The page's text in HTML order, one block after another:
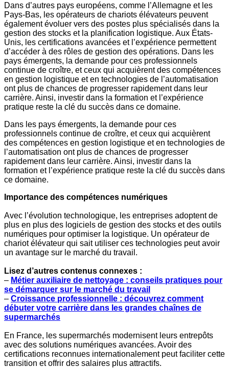
Dans d’autres pays européens, comme l’Allemagne et les
Pays-Bas, les opérateurs de chariots élévateurs peuvent
également évoluer vers des postes plus spécialisés dans la
gestion des stocks et la planification logistique. Aux États-
Unis, les certifications avancées et l’expérience permettent
d’accéder à des rôles de gestion des opérations. Dans les
pays émergents, la demande pour ces professionnels
continue de croître, et ceux qui acquièrent des compétences
en gestion logistique et en technologies de l’automatisation
ont plus de chances de progresser rapidement dans leur
carrière. Ainsi, investir dans la formation et l’expérience
pratique reste la clé du succès dans ce domaine.
Dans les pays émergents, la demande pour ces
professionnels continue de croître, et ceux qui acquièrent
des compétences en gestion logistique et en technologies de
l’automatisation ont plus de chances de progresser
rapidement dans leur carrière. Ainsi, investir dans la
formation et l’expérience pratique reste la clé du succès dans
ce domaine.
Importance des compétences numériques
Avec l’évolution technologique, les entreprises adoptent de
plus en plus des logiciels de gestion des stocks et des outils
numériques pour optimiser la logistique. Un opérateur de
chariot élévateur qui sait utiliser ces technologies peut avoir
un avantage sur le marché du travail.
Lisez d’autres contenus connexes :
– Métier auxiliaire de nettoyage : conseils pratiques pour
se démarquer sur le marché du travail
– Croissance professionnelle : découvrez comment
débuter votre carrière dans les grandes chaînes de
supermarchés
En France, les supermarchés modernisent leurs entrepôts
avec des solutions numériques avancées. Avoir des
certifications reconnues internationalement peut faciliter cette
transition et offrir des salaires plus attractifs.